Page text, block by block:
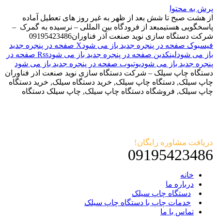
پرش به محتوا
از هشت صبح تا شش بعد از ظهر به غیر روز های تعطیل آماده
پاسخگویی هستیمبعد از فرودگاه بین المللی – نرسیده به گمرک –
شرکت دستگاه سازی نوید صنعت آذر فناوران09195423486
فیسبوک صفحه در پنجره جدید باز می شود
X صفحه در پنجره جدید
باز می شودلینکدین صفحه در پنجره جدید باز می شود
Rss صفحه در
پنجره جدید باز می شودیوتیوب صفحه در پنجره جدید باز می شود
دستگاه چاپ سیلک – شرکت دستگاه سازی نوید صنعت اذر فناوران
چاپ سیلک, دستگاه چاپ سیلک, خرید دستگاه سیلک, خرید دستگاه
چاپ سیلک, فروشگاه دستگاه چاپ سیلک, چاپ سیلک دستگاه
دریافت مشاوره رایگان!
09195423486
خانه
درباره ما
دستگاه چاپ سیلک
خدمات چاپ با دستگاه چاپ سیلک
تماس با ما